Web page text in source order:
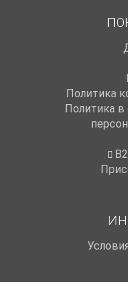
Политика
Политика